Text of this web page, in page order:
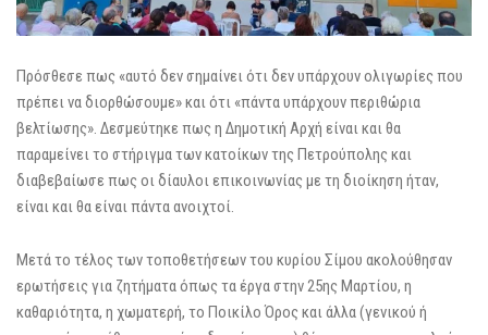
Πρόσθεσε πως «αυτό δεν σημαίνει ότι δεν υπάρχουν ολιγωρίες που
πρέπει να διορθώσουμε» και ότι «πάντα υπάρχουν περιθώρια
βελτίωσης». Δεσμεύτηκε πως η Δημοτική Αρχή είναι και θα
παραμείνει το στήριγμα των κατοίκων της Πετρούπολης και
διαβεβαίωσε πως οι δίαυλοι επικοινωνίας με τη διοίκηση ήταν,
είναι και θα είναι πάντα ανοιχτοί.
Μετά το τέλος των τοποθετήσεων του κυρίου Σίμου ακολούθησαν
ερωτήσεις για ζητήματα όπως τα έργα στην 25ης Μαρτίου, η
καθαριότητα, η χωματερή, το Ποικίλο Όρος και άλλα (γενικού ή